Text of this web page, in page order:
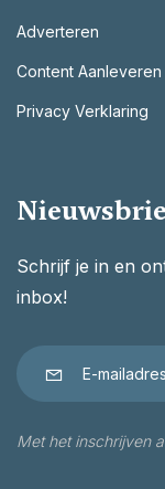
Adverteren
Content Aanleveren
Privacy Verklaring
Schrijf je in en
inbox!
Met het inschrijven